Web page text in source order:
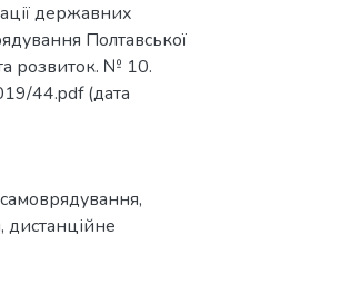
державних
Полтавської
розвиток. № 10.
44.pdf (дата
,
, дистанційне